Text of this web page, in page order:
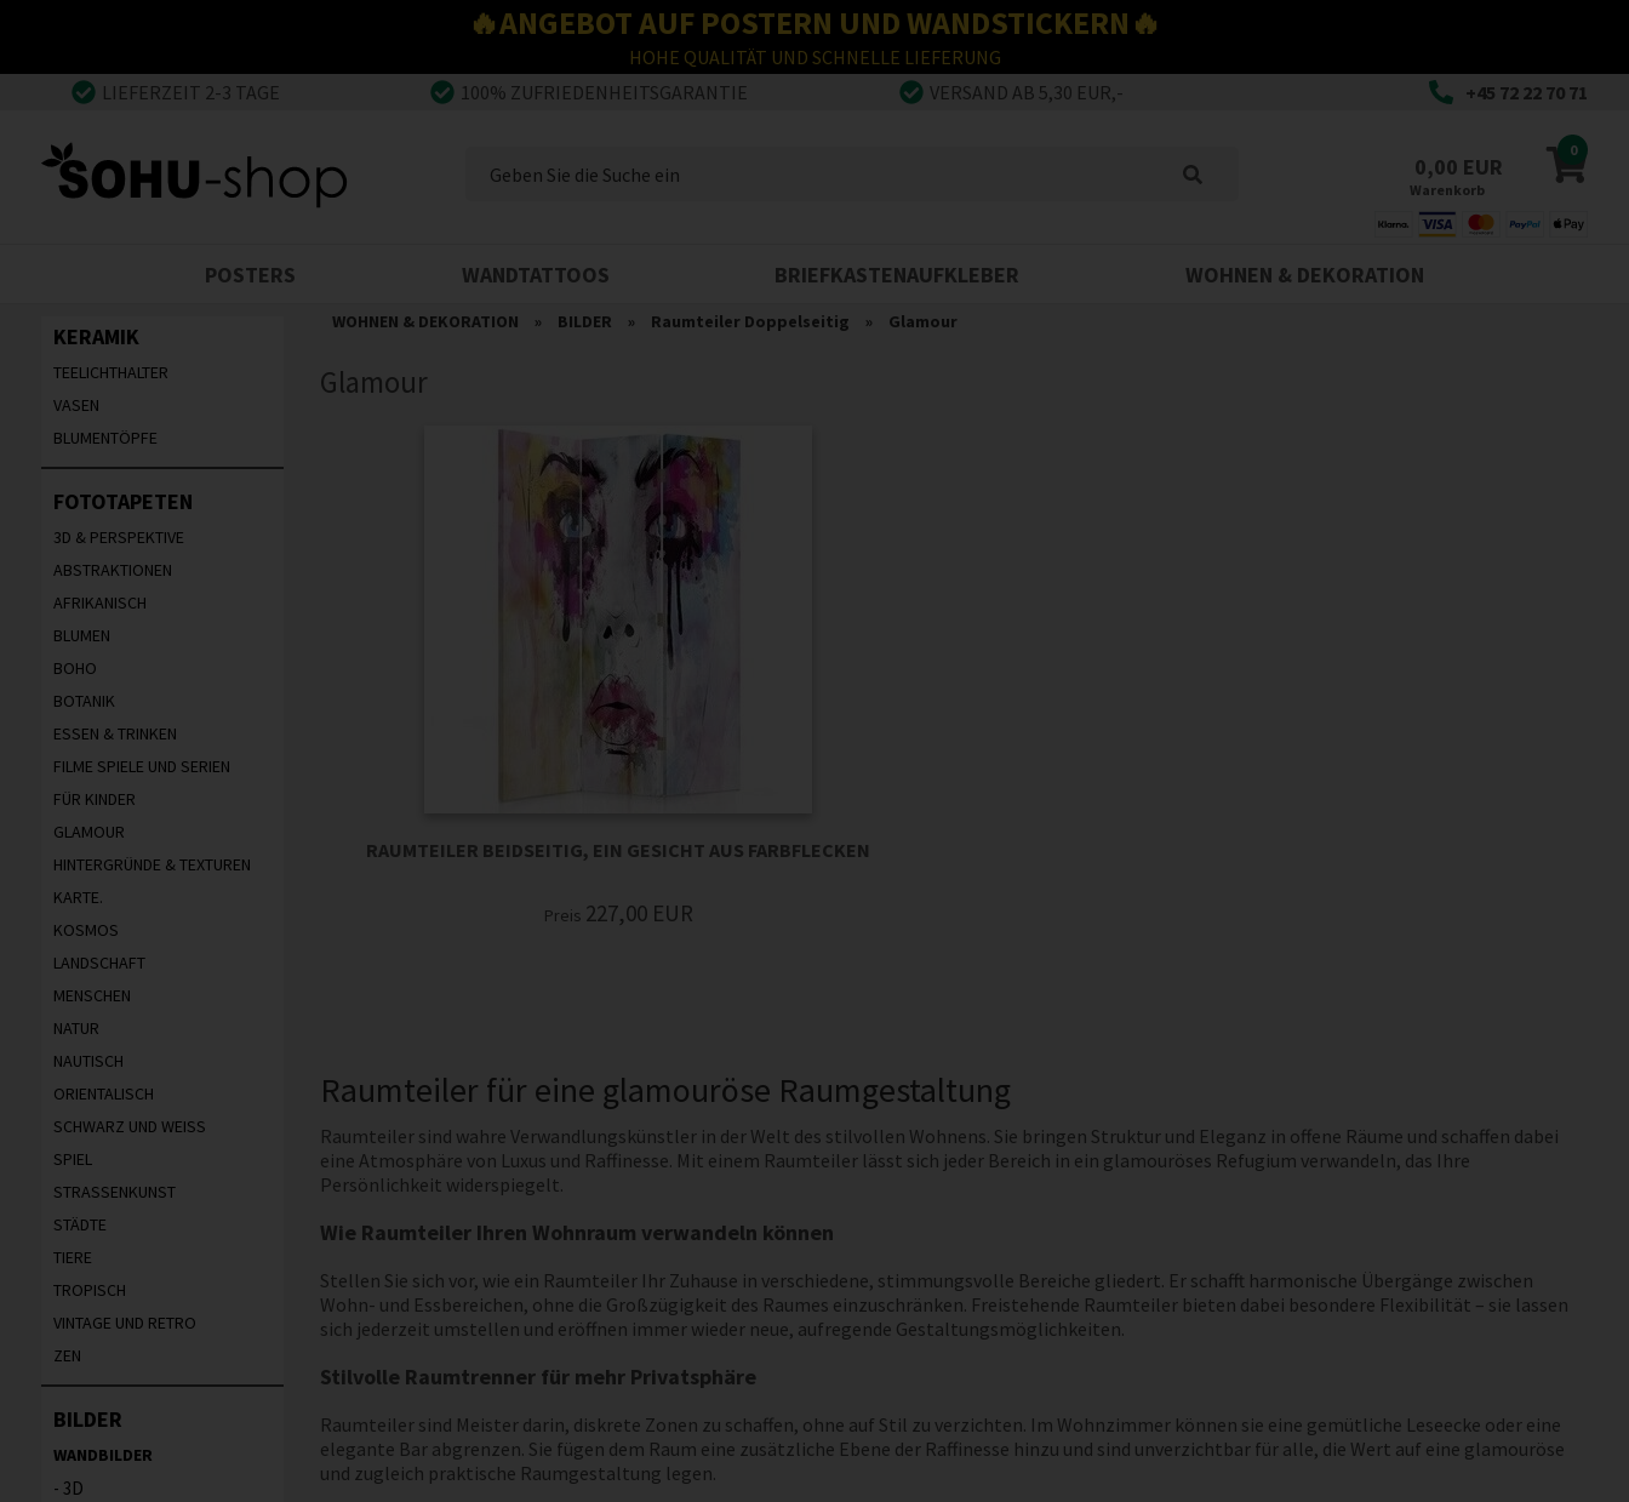
🔥ANGEBOT AUF POSTERN UND WANDSTICKERN🔥
HOHE QUALITÄT UND SCHNELLE LIEFERUNG
LIEFERZEIT 2-3 TAGE
100% ZUFRIEDENHEITSGARANTIE VERSAND AB 5,30 EUR,- +45 72 22 70 71
0
0,00 EUR
Warenkorb
POSTERS WANDTATTOOS BRIEFKASTENAUFKLEBER WOHNEN & DEKORATION
KERAMIK
TEELICHTHALTER
VASEN
BLUMENTÖPFE
FOTOTAPETEN
3D & PERSPEKTIVE
ABSTRAKTIONEN
AFRIKANISCH
BLUMEN
BOHO
BOTANIK
ESSEN & TRINKEN
FILME SPIELE UND SERIEN
FÜR KINDER
GLAMOUR
HINTERGRÜNDE & TEXTUREN
KARTE.
KOSMOS
LANDSCHAFT
MENSCHEN
NATUR
NAUTISCH
ORIENTALISCH
SCHWARZ UND WEISS
SPIEL
STRASSENKUNST
STÄDTE
TIERE
TROPISCH
VINTAGE UND RETRO
ZEN
BILDER
WANDBILDER
3D
WOHNEN & DEKORATION » BILDER » Raumteiler Doppelseitig » Glamour
Glamour
RAUMTEILER BEIDSEITIG, EIN GESICHT AUS FARBFLECKEN
Preis 227,00 EUR
Raumteiler für eine glamouröse Raumgestaltung
Raumteiler sind wahre Verwandlungskünstler in der Welt des stilvollen Wohnens. Sie bringen Struktur und Eleganz in offene Räume und schaffen dabei
eine Atmosphäre von Luxus und Raffinesse. Mit einem Raumteiler lässt sich jeder Bereich in ein glamouröses Refugium verwandeln, das Ihre
Persönlichkeit widerspiegelt.
Wie Raumteiler Ihren Wohnraum verwandeln können
Stellen Sie sich vor, wie ein Raumteiler Ihr Zuhause in verschiedene, stimmungsvolle Bereiche gliedert. Er schafft harmonische Übergänge zwischen
Wohn- und Essbereichen, ohne die Großzügigkeit des Raumes einzuschränken. Freistehende Raumteiler bieten dabei besondere Flexibilität – sie lassen
sich jederzeit umstellen und eröffnen immer wieder neue, aufregende Gestaltungsmöglichkeiten.
Stilvolle Raumtrenner für mehr Privatsphäre
Raumteiler sind Meister darin, diskrete Zonen zu schaffen, ohne auf Stil zu verzichten. Im Wohnzimmer können sie eine gemütliche Leseecke oder eine
elegante Bar abgrenzen. Sie fügen dem Raum eine zusätzliche Ebene der Raffinesse hinzu und sind unverzichtbar für alle, die Wert auf eine glamouröse
und zugleich praktische Raumgestaltung legen.